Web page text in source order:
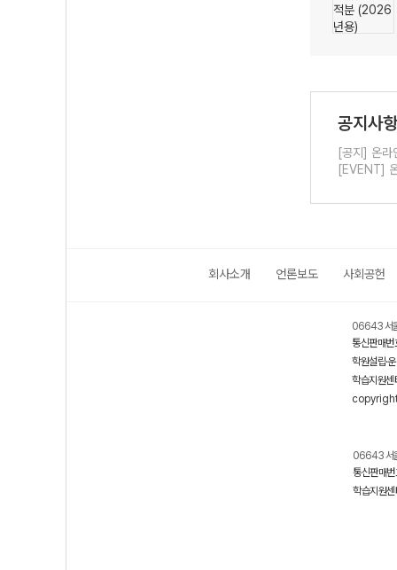
공지사
[공지] 온라
[EVENT]
회사소개 언론보도 사회공헌
06643 서
통신판매
학원설립·
학습지원
06643 서
통신판매
학습지원